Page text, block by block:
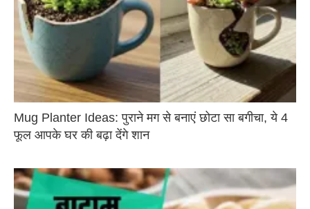
Mug Planter Ideas: पुराने मग से बनाएं छोटा सा बगीचा, ये 4
फूल आपके घर की बढ़ा देंगे शान